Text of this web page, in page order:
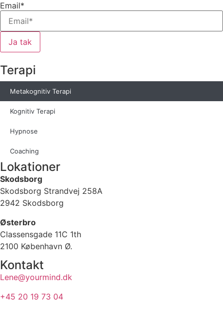
Email*
Ja tak
Terapi
Metakognitiv Terapi
Kognitiv Terapi
Hypnose
Coaching
Lokationer
Skodsborg
Skodsborg Strandvej 258A
2942 Skodsborg
Østerbro
Classensgade 11C 1th
2100 København Ø.
Kontakt
Lene@yourmind.dk
+45 20 19 73 04